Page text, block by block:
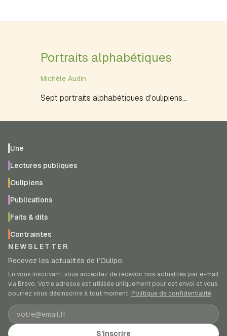
Portraits alphabétiques
Michèle Audin
Sept portraits alphabétiques d'oulipiens...
Une
Lectures publiques
Oulipiens
Publications
Faits & dits
Contraintes
NEWSLETTER
Recevez les actualités de l’Oulipo.
En vous inscrivant, vous acceptez de recevoir nos actualités par e-mail
via Brevo. Votre adresse est utilisée uniquement pour cet envoi et vous
pourrez vous désinscrire à tout moment. Politique de confidentialité.
Adresse e-mail
S’inscrire